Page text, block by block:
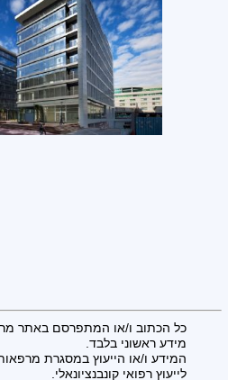
כל הכתוב ו/או המתפרסם באתר
מידע ראשוני בלבד.
המידע ו/או הייעוץ במסגרת
לייעוץ רפואי קונבנציונאלי.